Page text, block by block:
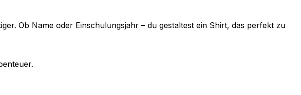
Ob Name oder Einschulungsjahr – du gestaltest ein Shirt, das perfekt zu